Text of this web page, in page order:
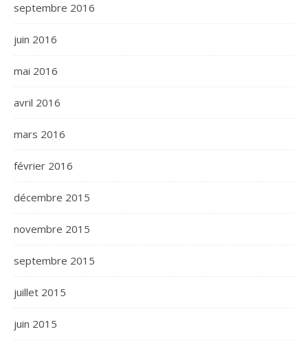
septembre 2016
juin 2016
mai 2016
avril 2016
mars 2016
février 2016
décembre 2015
novembre 2015
septembre 2015
juillet 2015
juin 2015